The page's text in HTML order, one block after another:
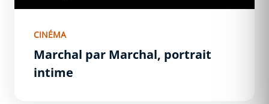
CINÉMA
Marchal par Marchal, portrait
intime